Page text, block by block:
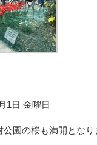
1日 金曜日
公園の桜も満開となり